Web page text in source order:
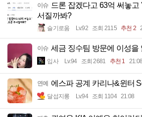
이슈 드론 잡겠다고 63억 써놓
서질까봐?
슬기로움 Lv.92 조회 2115 추천 2
이슈 세금 징수팀 방문에 이성을
입사 Lv.94 조회 2681 추천 1 21:08
연예 에스파 공계 카리나&윈터
달섭지롱 Lv.94 조회 1104 21:08